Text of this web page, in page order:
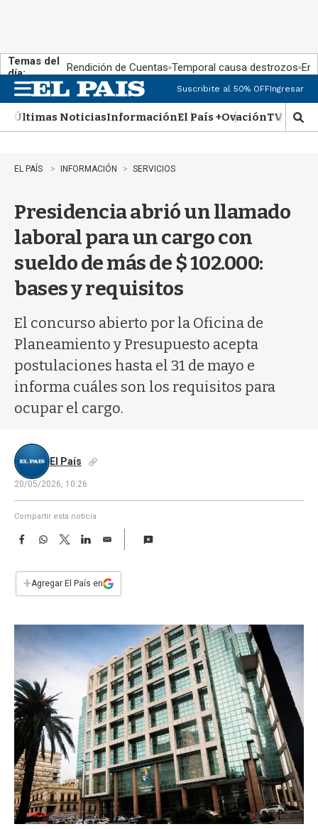
Temas del
día:
Rendición de Cuentas Temporal causa destrozos En
n
u
Suscribite al 50% OFFIngresar
Últimas NoticiasInformaciónEl País +OvaciónTV Show
M
o
EL PAÍS INFORMACIÓN SERVICIOS
Presidencia abrió un llamado
laboral para un cargo con
sueldo de más de $ 102.000:
bases y requisitos
El concurso abierto por la Oficina de
Planeamiento y Presupuesto acepta
postulaciones hasta el 31 de mayo e
informa cuáles son los requisitos para
ocupar el cargo.
El País
20/05/2026, 10:26
Compartir esta noticia
F
e
b
k
W
s
p
T
w
t
L
n
E
i
l
+Agregar El País en